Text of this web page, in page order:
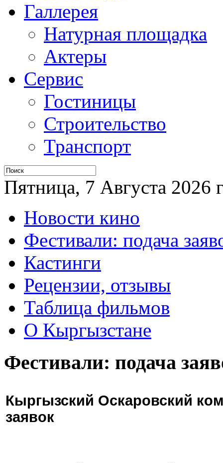
Галлерея
Натурная площадка
Актеры
Сервис
Гостиницы
Строительство
Транспорт
Пятница, 7 Августа 2026
Новости кино
Фестивали: подача
Кастинги
Рецензии, отзывы
Таблица фильмов
О Кыргызстане
Фестивали: подача
Кыргызский Оскаровский
заявок